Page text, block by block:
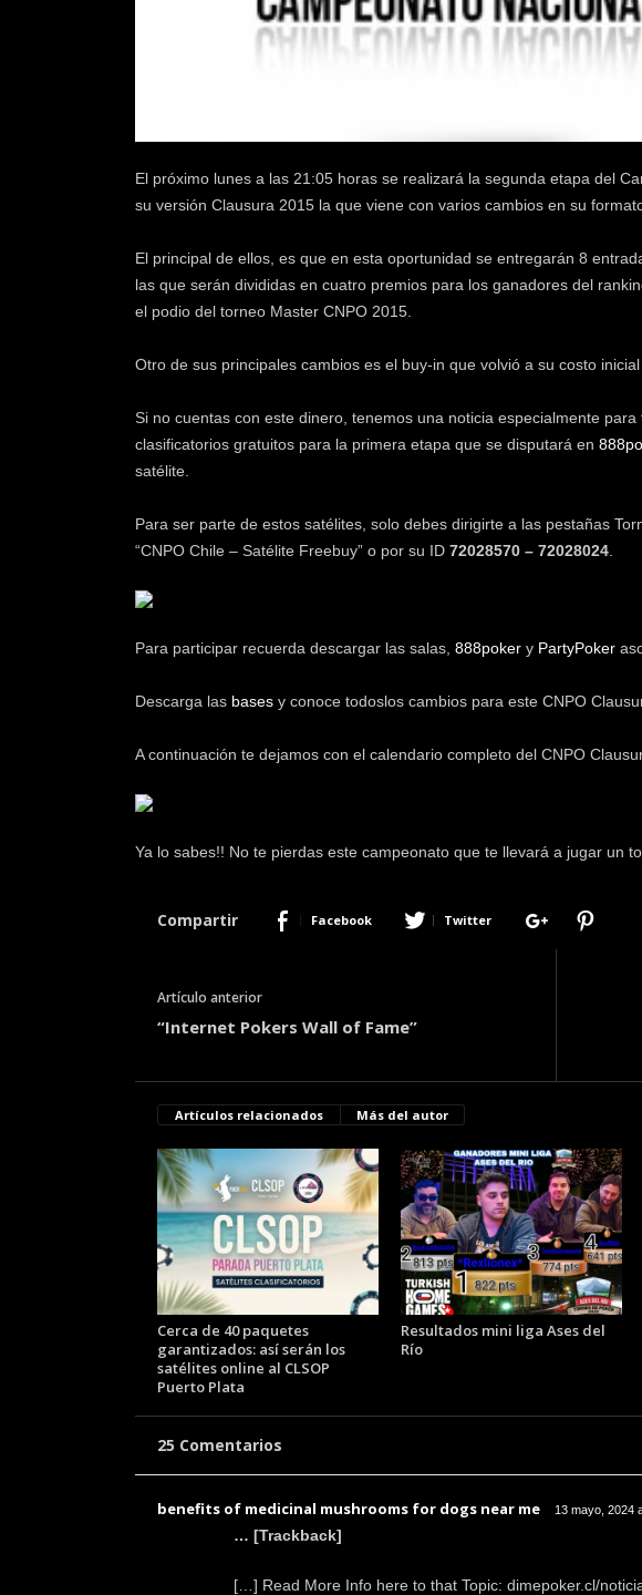
El próximo lunes a las 21:05 horas se realizará la segunda etapa del
su versión Clausura 2015 la que viene con varios cambios en su
El principal de ellos, es que en esta oportunidad se entregarán 8
las que serán divididas en cuatro premios para los ganadores del
el podio del torneo Master CNPO 2015.
Otro de sus principales cambios es el buy-in que volvió a su costo
Si no cuentas con este dinero, tenemos una noticia especialmente
clasificatorios gratuitos para la primera etapa que se disputará en
satélite.
Para ser parte de estos satélites, solo debes dirigirte a las pestañas
“CNPO Chile – Satélite Freebuy” o por su ID 72028570 – 72028024
Para participar recuerda descargar las salas, 888poker y PartyPoker
Descarga las bases y conoce todoslos cambios para este CNPO
A continuación te dejamos con el calendario completo del CNPO
Ya lo sabes!! No te pierdas este campeonato que te llevará a jugar un
Compartir Facebook Twitter
Artículo anterior
“Internet Pokers Wall of Fame”
Artículos relacionados Más del autor
Cerca de 40 paquetes
garantizados: así serán los
satélites online al CLSOP
Puerto Plata
Resultados mini liga Ases del
Río
25 Comentarios
benefits of medicinal mushrooms for dogs near me 13 mayo, 2024
… [Trackback]
[…] Read More Info here to that Topic: dimepoker.cl/